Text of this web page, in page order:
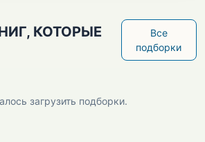
КОТОРЫЕ
Все
подборки
загрузить подборки.